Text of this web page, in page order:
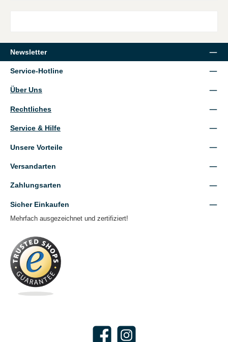
Newsletter
Service-Hotline
Über Uns
Rechtliches
Service & Hilfe
Unsere Vorteile
Versandarten
Zahlungsarten
Sicher Einkaufen
Mehrfach ausgezeichnet und zertifiziert!
Facebook Instagram